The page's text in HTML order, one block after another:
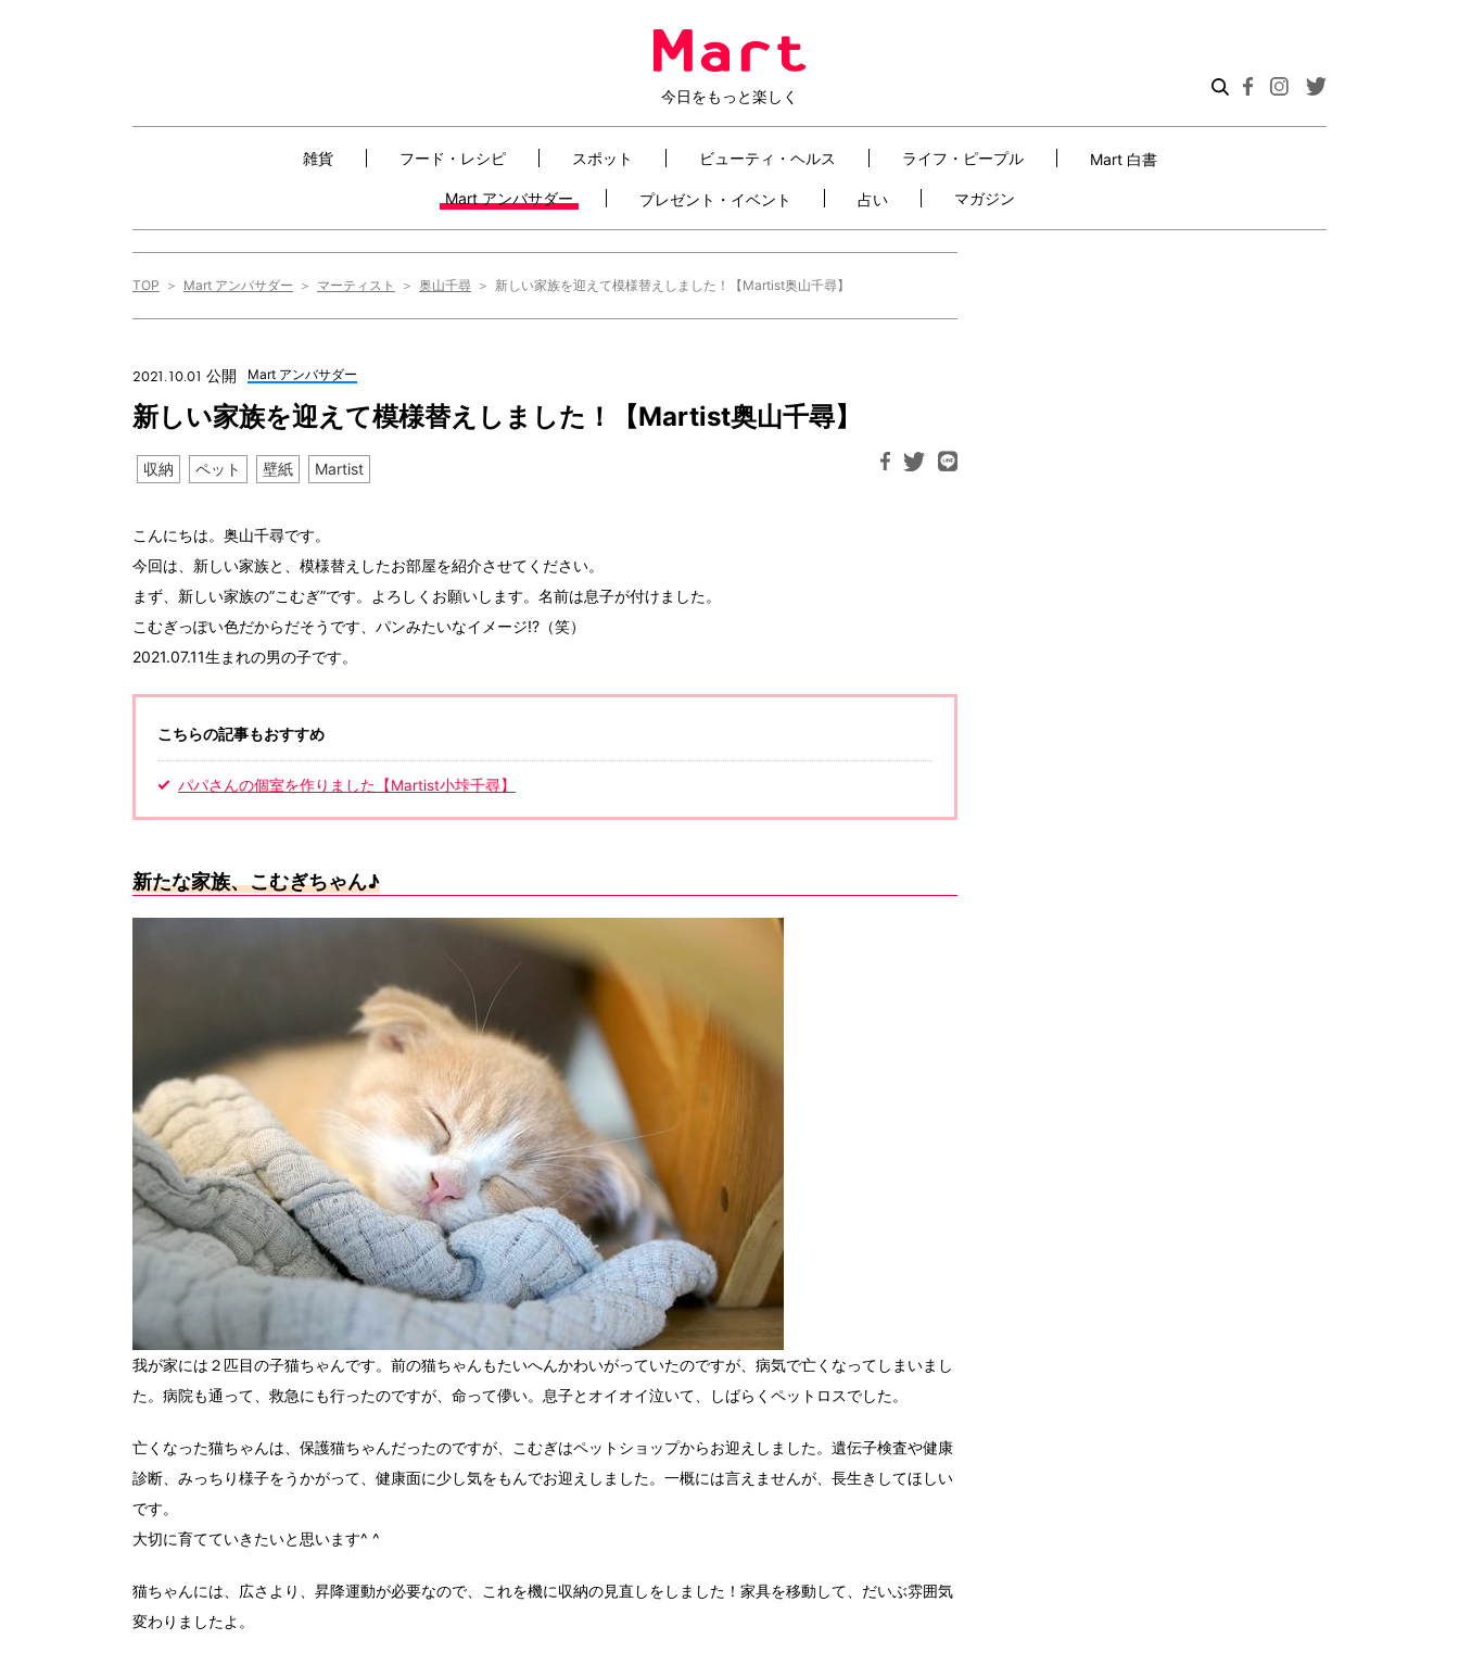
今日をもっと楽しく
雑貨 フード・レシピ スポット ビューティ・ヘルス ライフ・ピープル Mart 白書
Mart アンバサダー プレゼント・イベント 占い マガジン
TOP Mart アンバサダー マーティスト 奥山千尋 新しい家族を迎えて模様替えしました！【Martist奥山千尋】
2021.10.01 公開 Mart アンバサダー
新しい家族を迎えて模様替えしました！【Martist奥山千尋】
収納 ペット 壁紙 Martist
こんにちは。奥山千尋です。
今回は、新しい家族と、模様替えしたお部屋を紹介させてください。
まず、新しい家族の”こむぎ”です。よろしくお願いします。名前は息子が付けました。
こむぎっぽい色だからだそうです、パンみたいなイメージ!?（笑）
2021.07.11生まれの男の子です。
こちらの記事もおすすめ
パパさんの個室を作りました【Martist小垰千尋】
新たな家族、こむぎちゃん♪
我が家には２匹目の子猫ちゃんです。前の猫ちゃんもたいへんかわいがっていたのですが、病気で亡くなってしまいまし
た。病院も通って、救急にも行ったのですが、命って儚い。息子とオイオイ泣いて、しばらくペットロスでした。
亡くなった猫ちゃんは、保護猫ちゃんだったのですが、こむぎはペットショップからお迎えしました。遺伝子検査や健康
診断、みっちり様子をうかがって、健康面に少し気をもんでお迎えしました。一概には言えませんが、長生きしてほしい
です。
大切に育てていきたいと思います^ ^
猫ちゃんには、広さより、昇降運動が必要なので、これを機に収納の見直しをしました！家具を移動して、だいぶ雰囲気
変わりましたよ。